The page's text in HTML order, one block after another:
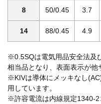
8 50/0.45 3.7
14 88/0.45 4.9
※0.5SQは電気用品安全法及
相当品となり、表面表示が他
※KIVは導体にメッキなし
用しています。
※許容電流は内線規定1340-2